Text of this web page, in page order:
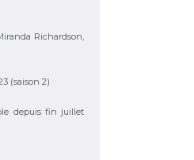
Richardson,
(saison 2)
depuis fin juillet